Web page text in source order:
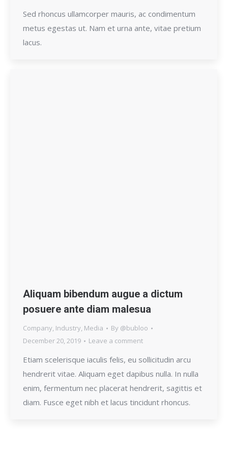
Sed rhoncus ullamcorper mauris, ac condimentum
metus egestas ut. Nam et urna ante, vitae pretium
lacus.
Aliquam bibendum augue a dictum
posuere ante diam malesua
Company, Industry, Media By @bubloo
December 20, 2019
Leave a comment
Etiam scelerisque iaculis felis, eu sollicitudin arcu
hendrerit vitae. Aliquam eget dapibus nulla. In nulla
enim, fermentum nec placerat hendrerit, sagittis et
diam. Fusce eget nibh et lacus tincidunt rhoncus.